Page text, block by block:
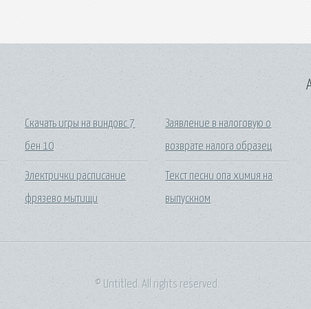
Скачать игры на виндовс 7
бен 10
Электрички расписание
фрязево мытищи
Заявление в налоговую о
возврате налога образец
Текст песни опа химия на
выпускном
© Untitled. All rights reserved.